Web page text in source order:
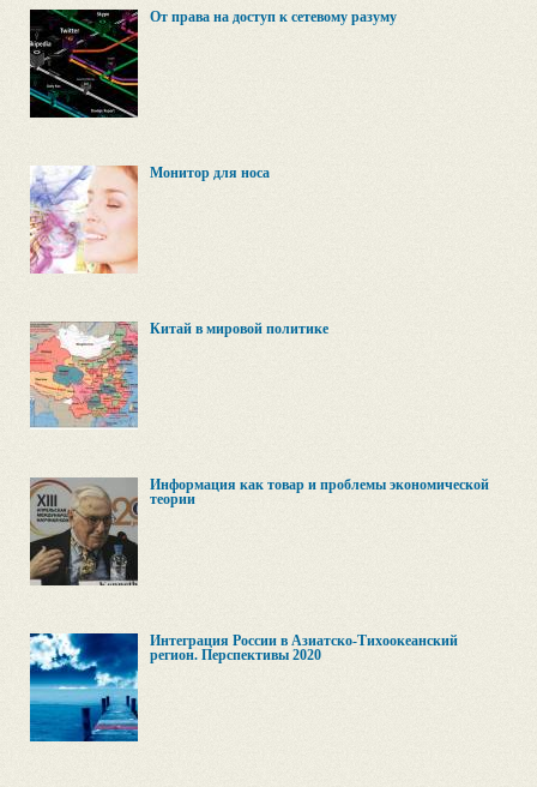
От права на доступ к сетевому разуму
Монитор для носа
Китай в мировой политике
Информация как товар и проблемы экономической
теории
Интеграция России в Азиатско-Тихоокеанский
регион. Перспективы 2020